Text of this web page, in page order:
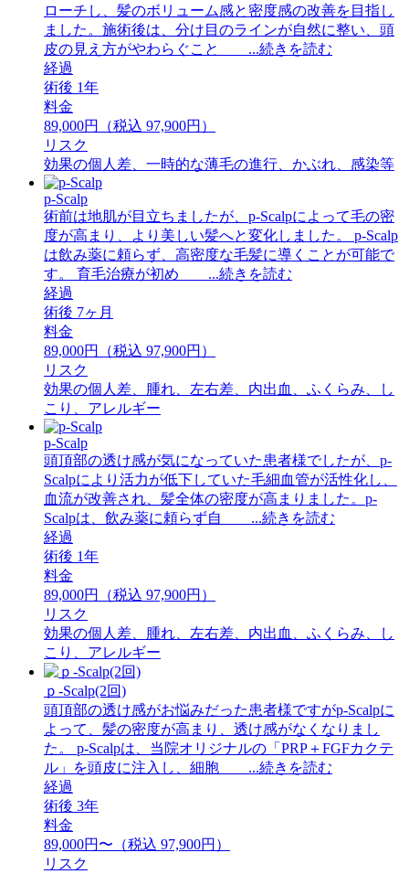
ローチし、髪のボリューム感と密度感の改善を目指し
ました。施術後は、分け目のラインが自然に整い、頭
皮の見え方がやわらぐこと ...続きを読む
経過
術後 1年
料金
89,000円（税込 97,900円）
リスク
効果の個人差、一時的な薄毛の進行、かぶれ、感染等
p-Scalp
術前は地肌が目立ちましたが、p-Scalpによって毛の密
度が高まり、より美しい髪へと変化しました。 p-Scalp
は飲み薬に頼らず、高密度な毛髪に導くことが可能で
す。 育毛治療が初め ...続きを読む
経過
術後 7ヶ月
料金
89,000円（税込 97,900円）
リスク
効果の個人差、腫れ、左右差、内出血、ふくらみ、し
こり、アレルギー
p-Scalp
頭頂部の透け感が気になっていた患者様でしたが、p-
Scalpにより活力が低下していた毛細血管が活性化し、
血流が改善され、髪全体の密度が高まりました。p-
Scalpは、飲み薬に頼らず自 ...続きを読む
経過
術後 1年
料金
89,000円（税込 97,900円）
リスク
効果の個人差、腫れ、左右差、内出血、ふくらみ、し
こり、アレルギー
ｐ-Scalp(2回)
頭頂部の透け感がお悩みだった患者様ですがp-Scalpに
よって、髪の密度が高まり、透け感がなくなりまし
た。 ⁡p-Scalpは、当院オリジナルの「PRP＋FGFカクテ
ル」を頭皮に注入し、細胞 ...続きを読む
経過
術後 3年
料金
89,000円〜（税込 97,900円）
リスク